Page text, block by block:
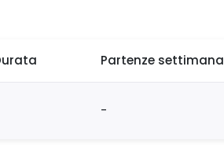
Partenze
-